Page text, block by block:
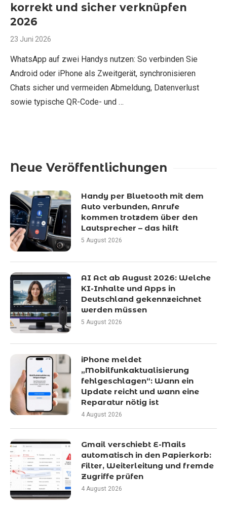
korrekt und sicher verknüpfen
2026
23 Juni 2026
WhatsApp auf zwei Handys nutzen: So verbinden Sie
Android oder iPhone als Zweitgerät, synchronisieren
Chats sicher und vermeiden Abmeldung, Datenverlust
sowie typische QR-Code- und …
Neue Veröffentlichungen
Handy per Bluetooth mit dem
Auto verbunden, Anrufe
kommen trotzdem über den
Lautsprecher – das hilft
5 August 2026
AI Act ab August 2026: Welche
KI-Inhalte und Apps in
Deutschland gekennzeichnet
werden müssen
5 August 2026
iPhone meldet
„Mobilfunkaktualisierung
fehlgeschlagen“: Wann ein
Update reicht und wann eine
Reparatur nötig ist
4 August 2026
Gmail verschiebt E-Mails
automatisch in den Papierkorb:
Filter, Weiterleitung und fremde
Zugriffe prüfen
4 August 2026